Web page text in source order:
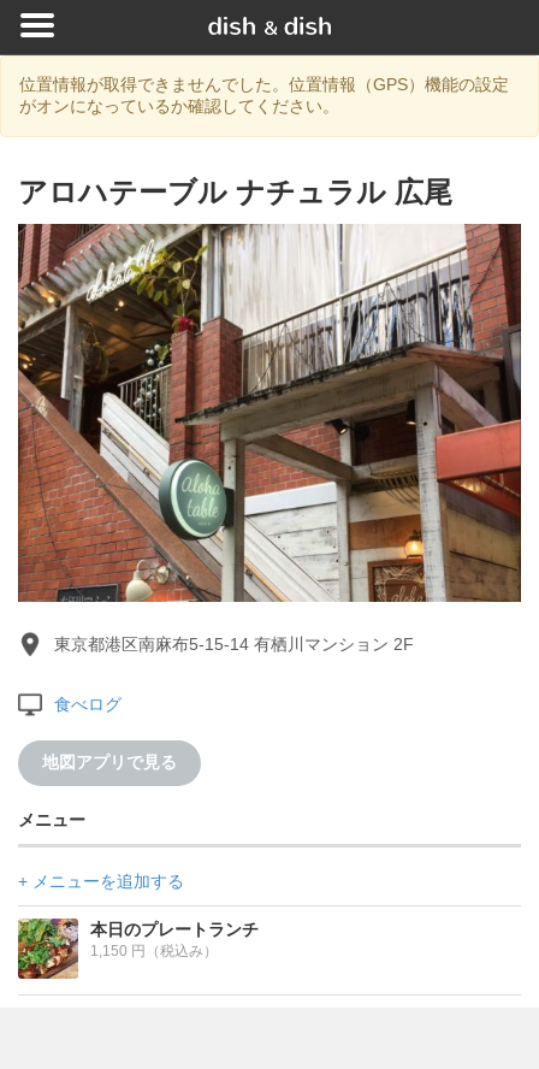
位置情報が取得できませんでした。位置情報（GPS）機能の設定
がオンになっているか確認してください。
アロハテーブル ナチュラル 広尾
東京都港区南麻布5-15-14 有栖川マンション 2F
食べログ
地図アプリで見る
メニュー
+ メニューを追加する
本日のプレートランチ
1,150 円（税込み）